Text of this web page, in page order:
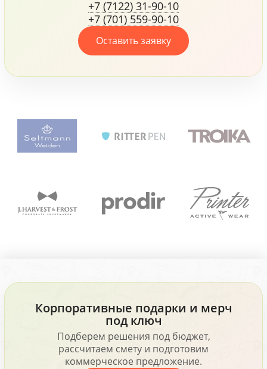
жалеет средств для
своих сотрудников.
+7 (7122) 31-90-10
+7 (701) 559-90-10
Оставить заявку
Корпоративные подарки и мерч
под ключ
Подберем решения под бюджет,
рассчитаем смету и подготовим
коммерческое предложение.